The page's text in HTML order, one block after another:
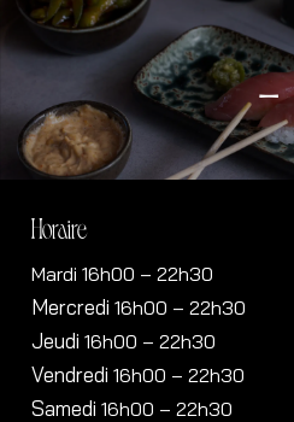
–
Horaire
Mardi 16h00 – 22h30
Mercredi 16h00 – 22h30
Jeudi 16h00 – 22h30
Vendredi 16h00 – 22h30
Samedi 16h00 – 22h30